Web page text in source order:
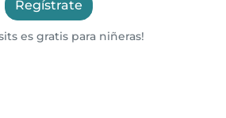
Regístrate
es gratis para niñeras!